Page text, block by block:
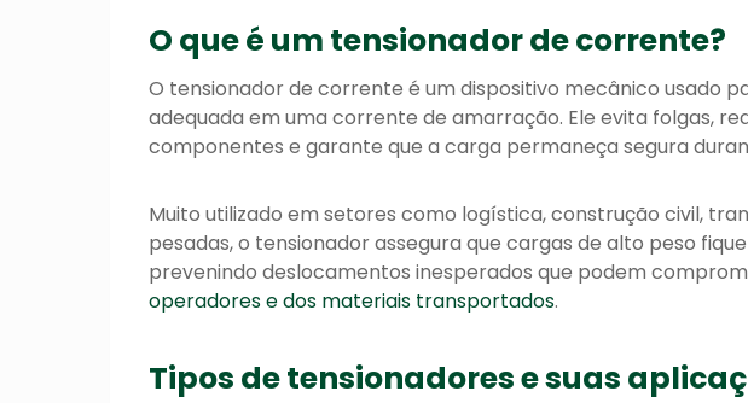
O que é um tensionador de corrente?
O tensionador de corrente é um dispositivo mecânico usado
adequada em uma corrente de amarração. Ele evita folgas,
componentes e garante que a carga permaneça segura
Muito utilizado em setores como logística, construção civil,
pesadas, o tensionador assegura que cargas de alto peso
prevenindo deslocamentos inesperados que podem
operadores e dos materiais transportados.
Tipos de tensionadores e suas